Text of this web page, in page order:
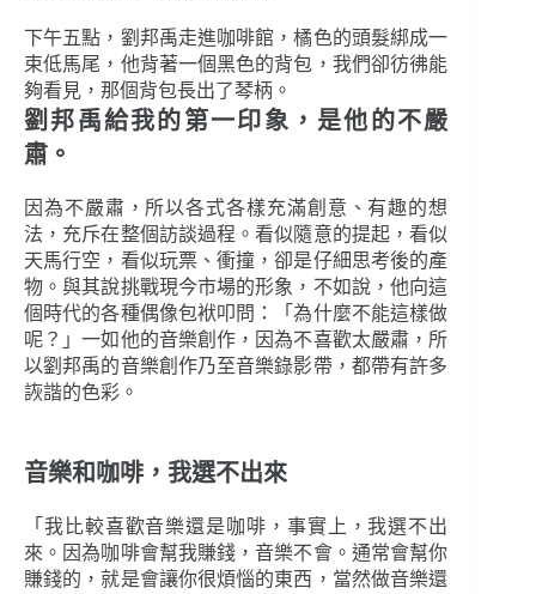
下午五點，劉邦禹走進咖啡館，橘色的頭髮綁成一
束低馬尾，他背著一個黑色的背包，我們卻彷彿能
夠看見，那個背包長出了琴柄。
劉邦禹給我的第一印象，是他的不嚴
肅。
因為不嚴肅，所以各式各樣充滿創意、有趣的想
法，充斥在整個訪談過程。看似隨意的提起，看似
天馬行空，看似玩票、衝撞，卻是仔細思考後的產
物。與其說挑戰現今市場的形象，不如說，他向這
個時代的各種偶像包袱叩問：「為什麼不能這樣做
呢？」一如他的音樂創作，因為不喜歡太嚴肅，所
以劉邦禹的音樂創作乃至音樂錄影帶，都帶有許多
詼諧的色彩。
音樂和咖啡，我選不出來
「我比較喜歡音樂還是咖啡，事實上，我選不出
來。因為咖啡會幫我賺錢，音樂不會。通常會幫你
賺錢的，就是會讓你很煩惱的東西，當然做音樂還